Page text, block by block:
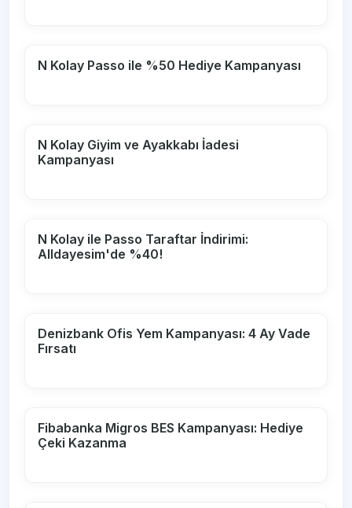
N Kolay Passo ile %50 Hediye Kampanyası
N Kolay Giyim ve Ayakkabı İadesi
Kampanyası
N Kolay ile Passo Taraftar İndirimi:
Alldayesim'de %40!
Denizbank Ofis Yem Kampanyası: 4 Ay Vade
Fırsatı
Fibabanka Migros BES Kampanyası: Hediye
Çeki Kazanma